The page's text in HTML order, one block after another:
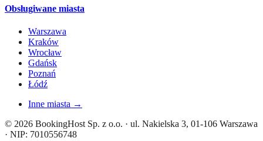
Obsługiwane miasta
Warszawa
Kraków
Wrocław
Gdańsk
Poznań
Łódź
Inne miasta →
© 2026 BookingHost Sp. z o.o. · ul. Nakielska 3, 01-106 Warszawa
· NIP: 7010556748